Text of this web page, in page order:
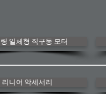
일체형 직구동 모터
리니어 악세서리